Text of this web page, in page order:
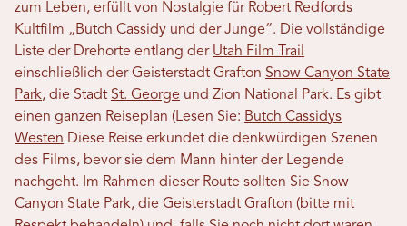
zum Leben, erfüllt von Nostalgie für Robert Redfords
Kultfilm „Butch Cassidy und der Junge“. Die vollständige
Liste der Drehorte entlang der Utah Film Trail
einschließlich der Geisterstadt Grafton Snow Canyon State
Park, die Stadt St. George und Zion National Park. Es gibt
einen ganzen Reiseplan (Lesen Sie: Butch Cassidys
Westen Diese Reise erkundet die denkwürdigen Szenen
des Films, bevor sie dem Mann hinter der Legende
nachgeht. Im Rahmen dieser Route sollten Sie Snow
Canyon State Park, die Geisterstadt Grafton (bitte mit